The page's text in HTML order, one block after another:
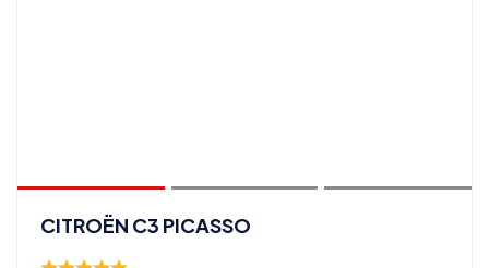
CITROËN C3 PICASSO